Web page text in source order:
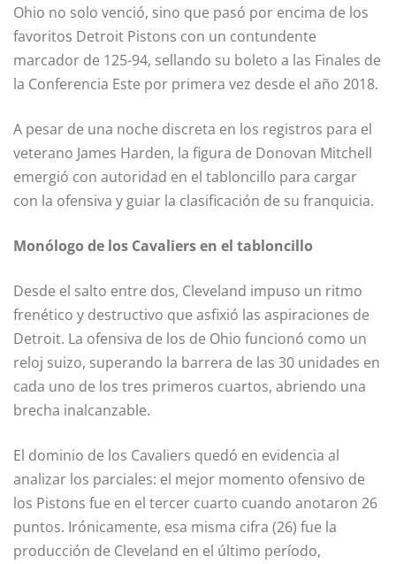
Ohio no solo venció, sino que pasó por encima de los
favoritos Detroit Pistons con un contundente
marcador de 125-94, sellando su boleto a las Finales de
la Conferencia Este por primera vez desde el año 2018.
A pesar de una noche discreta en los registros para el
veterano James Harden, la figura de Donovan Mitchell
emergió con autoridad en el tabloncillo para cargar
con la ofensiva y guiar la clasificación de su franquicia.
Monólogo de los Cavaliers en el tabloncillo
Desde el salto entre dos, Cleveland impuso un ritmo
frenético y destructivo que asfixió las aspiraciones de
Detroit. La ofensiva de los de Ohio funcionó como un
reloj suizo, superando la barrera de las 30 unidades en
cada uno de los tres primeros cuartos, abriendo una
brecha inalcanzable.
El dominio de los Cavaliers quedó en evidencia al
analizar los parciales: el mejor momento ofensivo de
los Pistons fue en el tercer cuarto cuando anotaron 26
puntos. Irónicamente, esa misma cifra (26) fue la
producción de Cleveland en el último período,